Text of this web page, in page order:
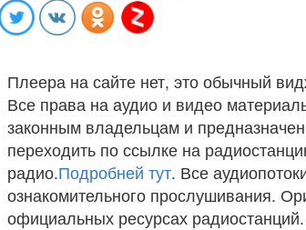
Плеера на сайте нет, это обычный
Все права на аудио и видео
законным владельцам и
переходить по ссылке на
радио.Подробней тут. Все
ознакомительного прослушивания.
официальных ресурсах радиостанций.